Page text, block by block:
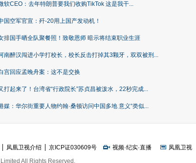
软CEO：去年特朗普要我们收购TikTok 这是我干...
国空军官宣：歼-20用上国产发动机！
排国手晒全队聚餐照！致敬恩师 暗示将结束职业生涯
南醉汉闯进小学打校长，校长反击打掉其3颗牙，双双被刑...
宫回应孟晚舟案：这不是交换
打起来了！台湾省“行政院长”苏贞昌被泼水，22秒完成...
媒：华尔街重要人物约翰·桑顿访问中国多地 意义“类似...
凤凰卫视介绍 京ICP证030609号 视频·纪实·直播
凤凰卫视
All Rights Reserved.